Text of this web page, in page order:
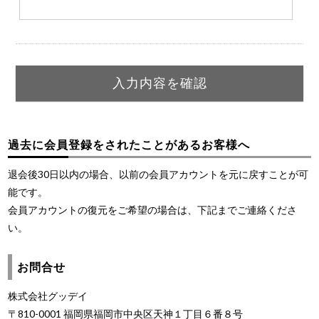
過去に会員登録をされたことがあるお客様へ
退会後30日以内の場合、以前の会員アカウントを元に戻すことが可
能です。
会員アカウントの復元をご希望の場合は、下記までご連絡くださ
い。
お問合せ
株式会社グッデイ
〒810-0001 福岡県福岡市中央区天神１丁目６番８号